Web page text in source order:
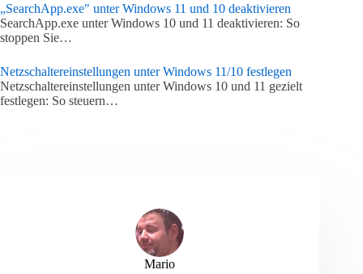
„SearchApp.exe" unter Windows 11 und 10 deaktivieren
SearchApp.exe unter Windows 10 und 11 deaktivieren: So
stoppen Sie…
Netzschaltereinstellungen unter Windows 11/10 festlegen
Netzschaltereinstellungen unter Windows 10 und 11 gezielt
festlegen: So steuern…
Mario